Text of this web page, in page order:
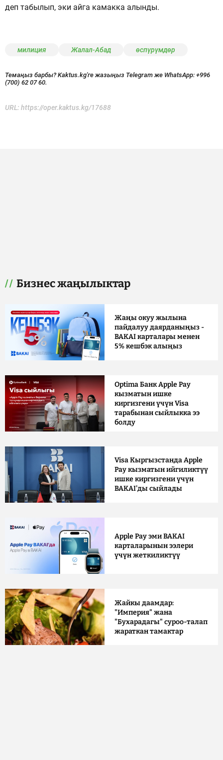
деп табылып, эки айга камакка алынды.
милиция Жалал-Абад өспүрүмдөр
Темаңыз барбы? Kaktus.kg'ге жазыңыз Telegram же WhatsApp: +996
(700) 62 07 60.
URL: https://oper.kaktus.kg/17688
Бизнес жаңылыктар
Жаңы окуу жылына
пайдалуу даярданыңыз -
BAKAI карталары менен
5% кешбэк алыңыз
Optima Банк Apple Pay
кызматын ишке
киргизгени үчүн Visa
тарабынан сыйлыкка ээ
болду
Visa Кыргызстанда Apple
Pay кызматын ийгиликтүү
ишке киргизгени үчүн
BAKAI'ды сыйлады
Apple Pay эми BAKAI
карталарынын ээлери
үчүн жеткиликтүү
Жайкы даамдар:
"Империя" жана
"Бухарадагы" суроо-талап
жараткан тамактар